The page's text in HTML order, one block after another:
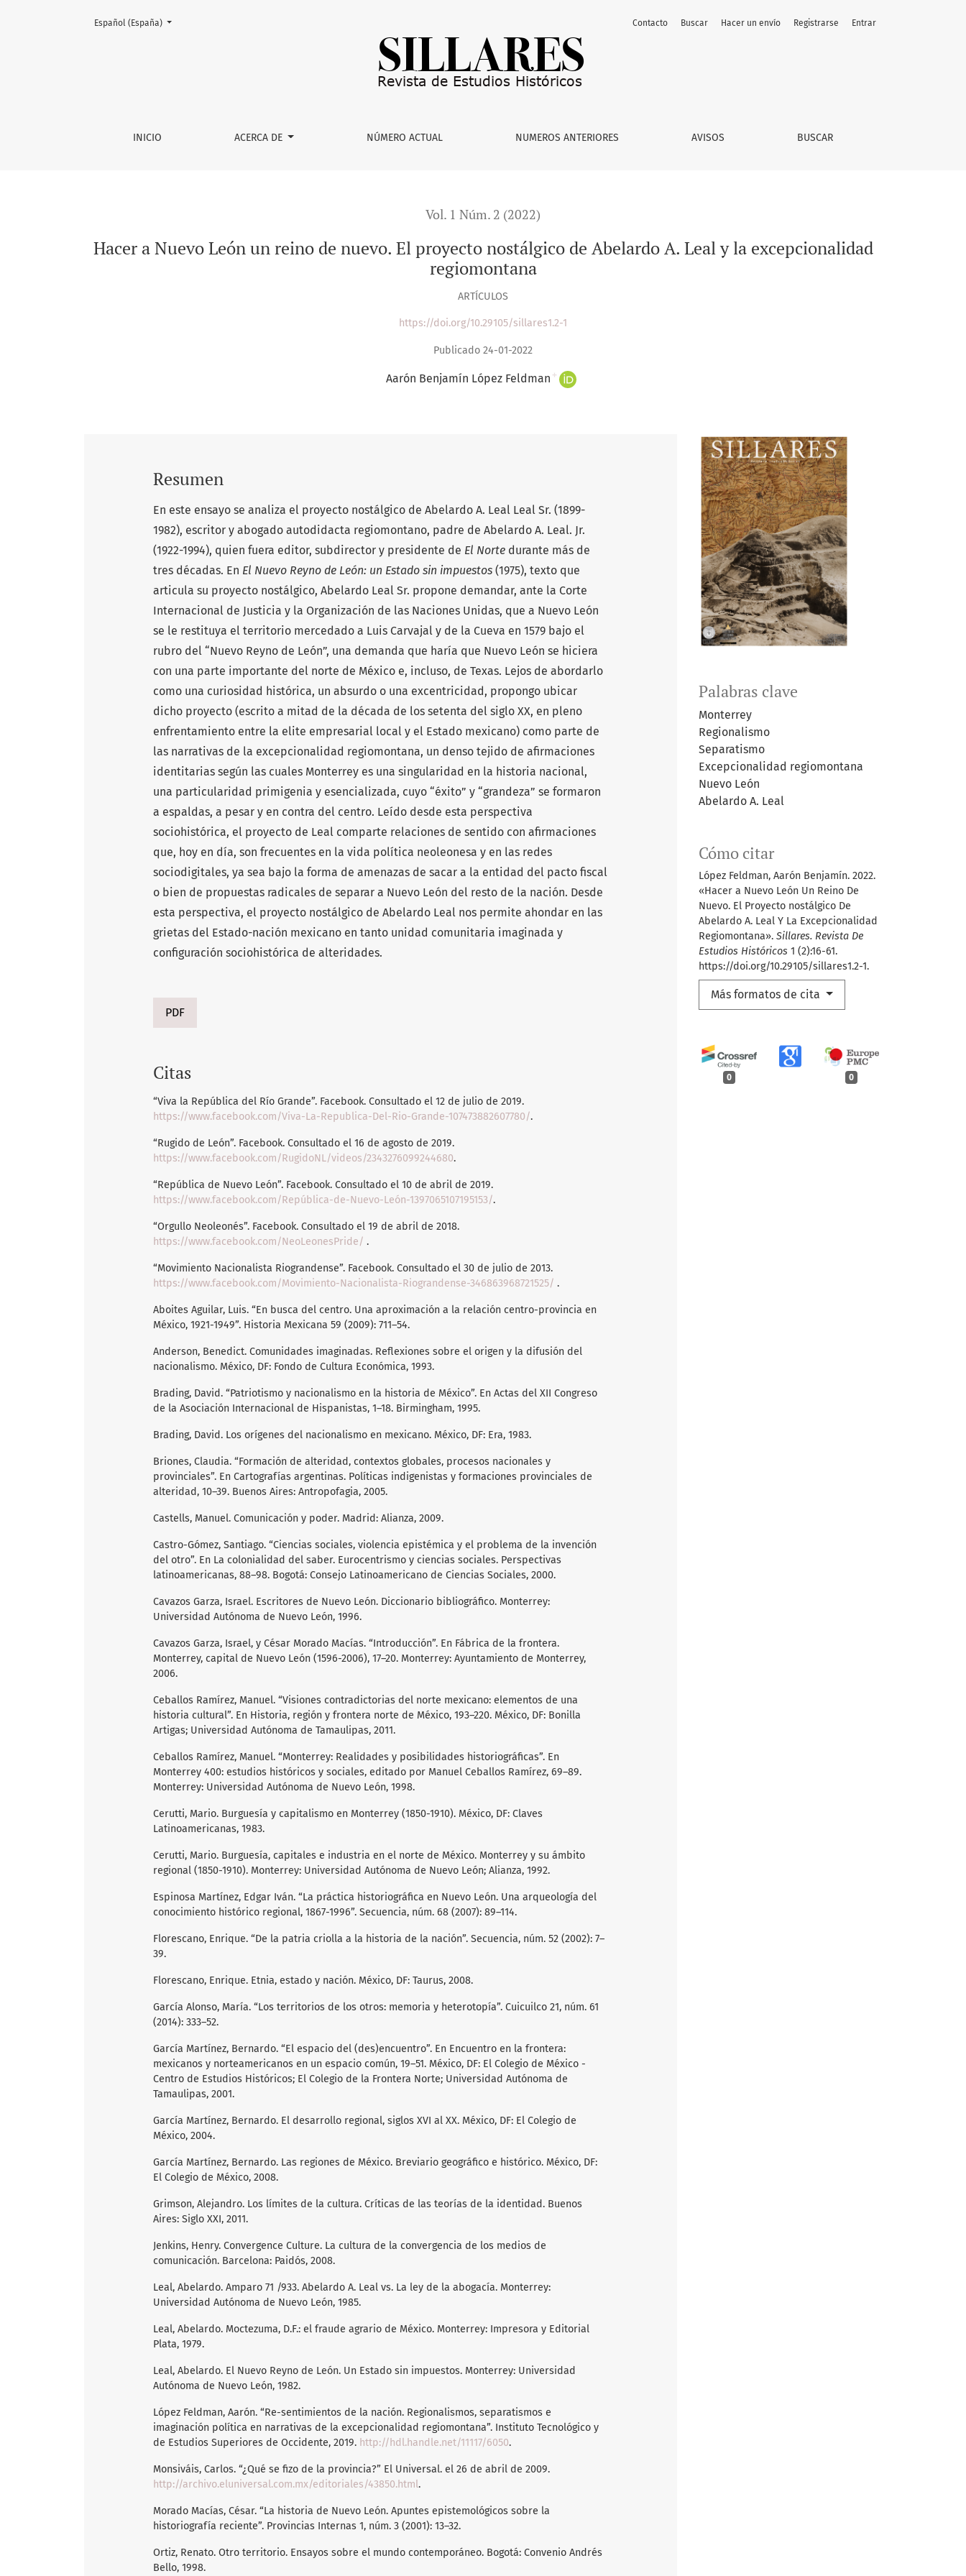
Hacer a Nuevo León un reino de nuevo. El proyecto nostálgico de Abelardo A. Leal y la excepcionalidad regiomontana
INICIO ACERCA DE NÚMERO ACTUAL NUMEROS ANTERIORES AVISOS BUSCAR
Contacto Buscar Hacer un envío Registrarse Entrar
Cambiar el idioma. El actual es:
Español (España)
Vol. 1 Núm. 2 (2022)
Hacer a Nuevo León un reino de nuevo. El proyecto nostálgico de Abelardo A. Leal y la excepcionalidad
regiomontana
ARTÍCULOS
https://doi.org/10.29105/sillares1.2-1
Publicado 24-01-2022
Aarón Benjamín López Feldman +
Palabras clave
Monterrey
Regionalismo
Separatismo
Excepcionalidad regiomontana
Nuevo León
Abelardo A. Leal
Cómo citar
López Feldman, Aarón Benjamín. 2022.
«Hacer a Nuevo León Un Reino De
Nuevo. El Proyecto nostálgico De
Abelardo A. Leal Y La Excepcionalidad
Regiomontana». Sillares. Revista De
Estudios Históricos 1 (2):16-61.
https://doi.org/10.29105/sillares1.2-1.
Más formatos de cita
0 0
Resumen
En este ensayo se analiza el proyecto nostálgico de Abelardo A. Leal Leal Sr. (1899-
1982), escritor y abogado autodidacta regiomontano, padre de Abelardo A. Leal. Jr.
(1922-1994), quien fuera editor, subdirector y presidente de El Norte durante más de
tres décadas. En El Nuevo Reyno de León: un Estado sin impuestos (1975), texto que
articula su proyecto nostálgico, Abelardo Leal Sr. propone demandar, ante la Corte
Internacional de Justicia y la Organización de las Naciones Unidas, que a Nuevo León
se le restituya el territorio mercedado a Luis Carvajal y de la Cueva en 1579 bajo el
rubro del “Nuevo Reyno de León”, una demanda que haría que Nuevo León se hiciera
con una parte importante del norte de México e, incluso, de Texas. Lejos de abordarlo
como una curiosidad histórica, un absurdo o una excentricidad, propongo ubicar
dicho proyecto (escrito a mitad de la década de los setenta del siglo XX, en pleno
enfrentamiento entre la elite empresarial local y el Estado mexicano) como parte de
las narrativas de la excepcionalidad regiomontana, un denso tejido de afirmaciones
identitarias según las cuales Monterrey es una singularidad en la historia nacional,
una particularidad primigenia y esencializada, cuyo “éxito” y “grandeza” se formaron
a espaldas, a pesar y en contra del centro. Leído desde esta perspectiva
sociohistórica, el proyecto de Leal comparte relaciones de sentido con afirmaciones
que, hoy en día, son frecuentes en la vida política neoleonesa y en las redes
sociodigitales, ya sea bajo la forma de amenazas de sacar a la entidad del pacto fiscal
o bien de propuestas radicales de separar a Nuevo León del resto de la nación. Desde
esta perspectiva, el proyecto nostálgico de Abelardo Leal nos permite ahondar en las
grietas del Estado-nación mexicano en tanto unidad comunitaria imaginada y
configuración sociohistórica de alteridades.
PDF
Citas
“Viva la República del Río Grande”. Facebook. Consultado el 12 de julio de 2019.
https://www.facebook.com/Viva-La-Republica-Del-Rio-Grande-107473882607780/.
“Rugido de León”. Facebook. Consultado el 16 de agosto de 2019.
https://www.facebook.com/RugidoNL/videos/2343276099244680.
“República de Nuevo León”. Facebook. Consultado el 10 de abril de 2019.
https://www.facebook.com/República-de-Nuevo-León-1397065107195153/.
“Orgullo Neoleonés”. Facebook. Consultado el 19 de abril de 2018.
https://www.facebook.com/NeoLeonesPride/ .
“Movimiento Nacionalista Riograndense”. Facebook. Consultado el 30 de julio de 2013.
https://www.facebook.com/Movimiento-Nacionalista-Riograndense-346863968721525/ .
Aboites Aguilar, Luis. “En busca del centro. Una aproximación a la relación centro-provincia en
México, 1921-1949”. Historia Mexicana 59 (2009): 711–54.
Anderson, Benedict. Comunidades imaginadas. Reflexiones sobre el origen y la difusión del
nacionalismo. México, DF: Fondo de Cultura Económica, 1993.
Brading, David. “Patriotismo y nacionalismo en la historia de México”. En Actas del XII Congreso
de la Asociación Internacional de Hispanistas, 1–18. Birmingham, 1995.
Brading, David. Los orígenes del nacionalismo en mexicano. México, DF: Era, 1983.
Briones, Claudia. “Formación de alteridad, contextos globales, procesos nacionales y
provinciales”. En Cartografías argentinas. Políticas indigenistas y formaciones provinciales de
alteridad, 10–39. Buenos Aires: Antropofagia, 2005.
Castells, Manuel. Comunicación y poder. Madrid: Alianza, 2009.
Castro-Gómez, Santiago. “Ciencias sociales, violencia epistémica y el problema de la invención
del otro”. En La colonialidad del saber. Eurocentrismo y ciencias sociales. Perspectivas
latinoamericanas, 88–98. Bogotá: Consejo Latinoamericano de Ciencias Sociales, 2000.
Cavazos Garza, Israel. Escritores de Nuevo León. Diccionario bibliográfico. Monterrey:
Universidad Autónoma de Nuevo León, 1996.
Cavazos Garza, Israel, y César Morado Macías. “Introducción”. En Fábrica de la frontera.
Monterrey, capital de Nuevo León (1596-2006), 17–20. Monterrey: Ayuntamiento de Monterrey,
2006.
Ceballos Ramírez, Manuel. “Visiones contradictorias del norte mexicano: elementos de una
historia cultural”. En Historia, región y frontera norte de México, 193–220. México, DF: Bonilla
Artigas; Universidad Autónoma de Tamaulipas, 2011.
Ceballos Ramírez, Manuel. “Monterrey: Realidades y posibilidades historiográficas”. En
Monterrey 400: estudios históricos y sociales, editado por Manuel Ceballos Ramírez, 69–89.
Monterrey: Universidad Autónoma de Nuevo León, 1998.
Cerutti, Mario. Burguesía y capitalismo en Monterrey (1850-1910). México, DF: Claves
Latinoamericanas, 1983.
Cerutti, Mario. Burguesía, capitales e industria en el norte de México. Monterrey y su ámbito
regional (1850-1910). Monterrey: Universidad Autónoma de Nuevo León; Alianza, 1992.
Espinosa Martínez, Edgar Iván. “La práctica historiográfica en Nuevo León. Una arqueología del
conocimiento histórico regional, 1867-1996”. Secuencia, núm. 68 (2007): 89–114.
Florescano, Enrique. “De la patria criolla a la historia de la nación”. Secuencia, núm. 52 (2002): 7–
39.
Florescano, Enrique. Etnia, estado y nación. México, DF: Taurus, 2008.
García Alonso, María. “Los territorios de los otros: memoria y heterotopía”. Cuicuilco 21, núm. 61
(2014): 333–52.
García Martínez, Bernardo. “El espacio del (des)encuentro”. En Encuentro en la frontera:
mexicanos y norteamericanos en un espacio común, 19–51. México, DF: El Colegio de México -
Centro de Estudios Históricos; El Colegio de la Frontera Norte; Universidad Autónoma de
Tamaulipas, 2001.
García Martínez, Bernardo. El desarrollo regional, siglos XVI al XX. México, DF: El Colegio de
México, 2004.
García Martínez, Bernardo. Las regiones de México. Breviario geográfico e histórico. México, DF:
El Colegio de México, 2008.
Grimson, Alejandro. Los límites de la cultura. Críticas de las teorías de la identidad. Buenos
Aires: Siglo XXI, 2011.
Jenkins, Henry. Convergence Culture. La cultura de la convergencia de los medios de
comunicación. Barcelona: Paidós, 2008.
Leal, Abelardo. Amparo 71 /933. Abelardo A. Leal vs. La ley de la abogacía. Monterrey:
Universidad Autónoma de Nuevo León, 1985.
Leal, Abelardo. Moctezuma, D.F.: el fraude agrario de México. Monterrey: Impresora y Editorial
Plata, 1979.
Leal, Abelardo. El Nuevo Reyno de León. Un Estado sin impuestos. Monterrey: Universidad
Autónoma de Nuevo León, 1982.
López Feldman, Aarón. “Re-sentimientos de la nación. Regionalismos, separatismos e
imaginación política en narrativas de la excepcionalidad regiomontana”. Instituto Tecnológico y
de Estudios Superiores de Occidente, 2019. http://hdl.handle.net/11117/6050.
Monsiváis, Carlos. “¿Qué se fizo de la provincia?” El Universal. el 26 de abril de 2009.
http://archivo.eluniversal.com.mx/editoriales/43850.html.
Morado Macías, César. “La historia de Nuevo León. Apuntes epistemológicos sobre la
historiografía reciente”. Provincias Internas 1, núm. 3 (2001): 13–32.
Ortiz, Renato. Otro territorio. Ensayos sobre el mundo contemporáneo. Bogotá: Convenio Andrés
Bello, 1998.